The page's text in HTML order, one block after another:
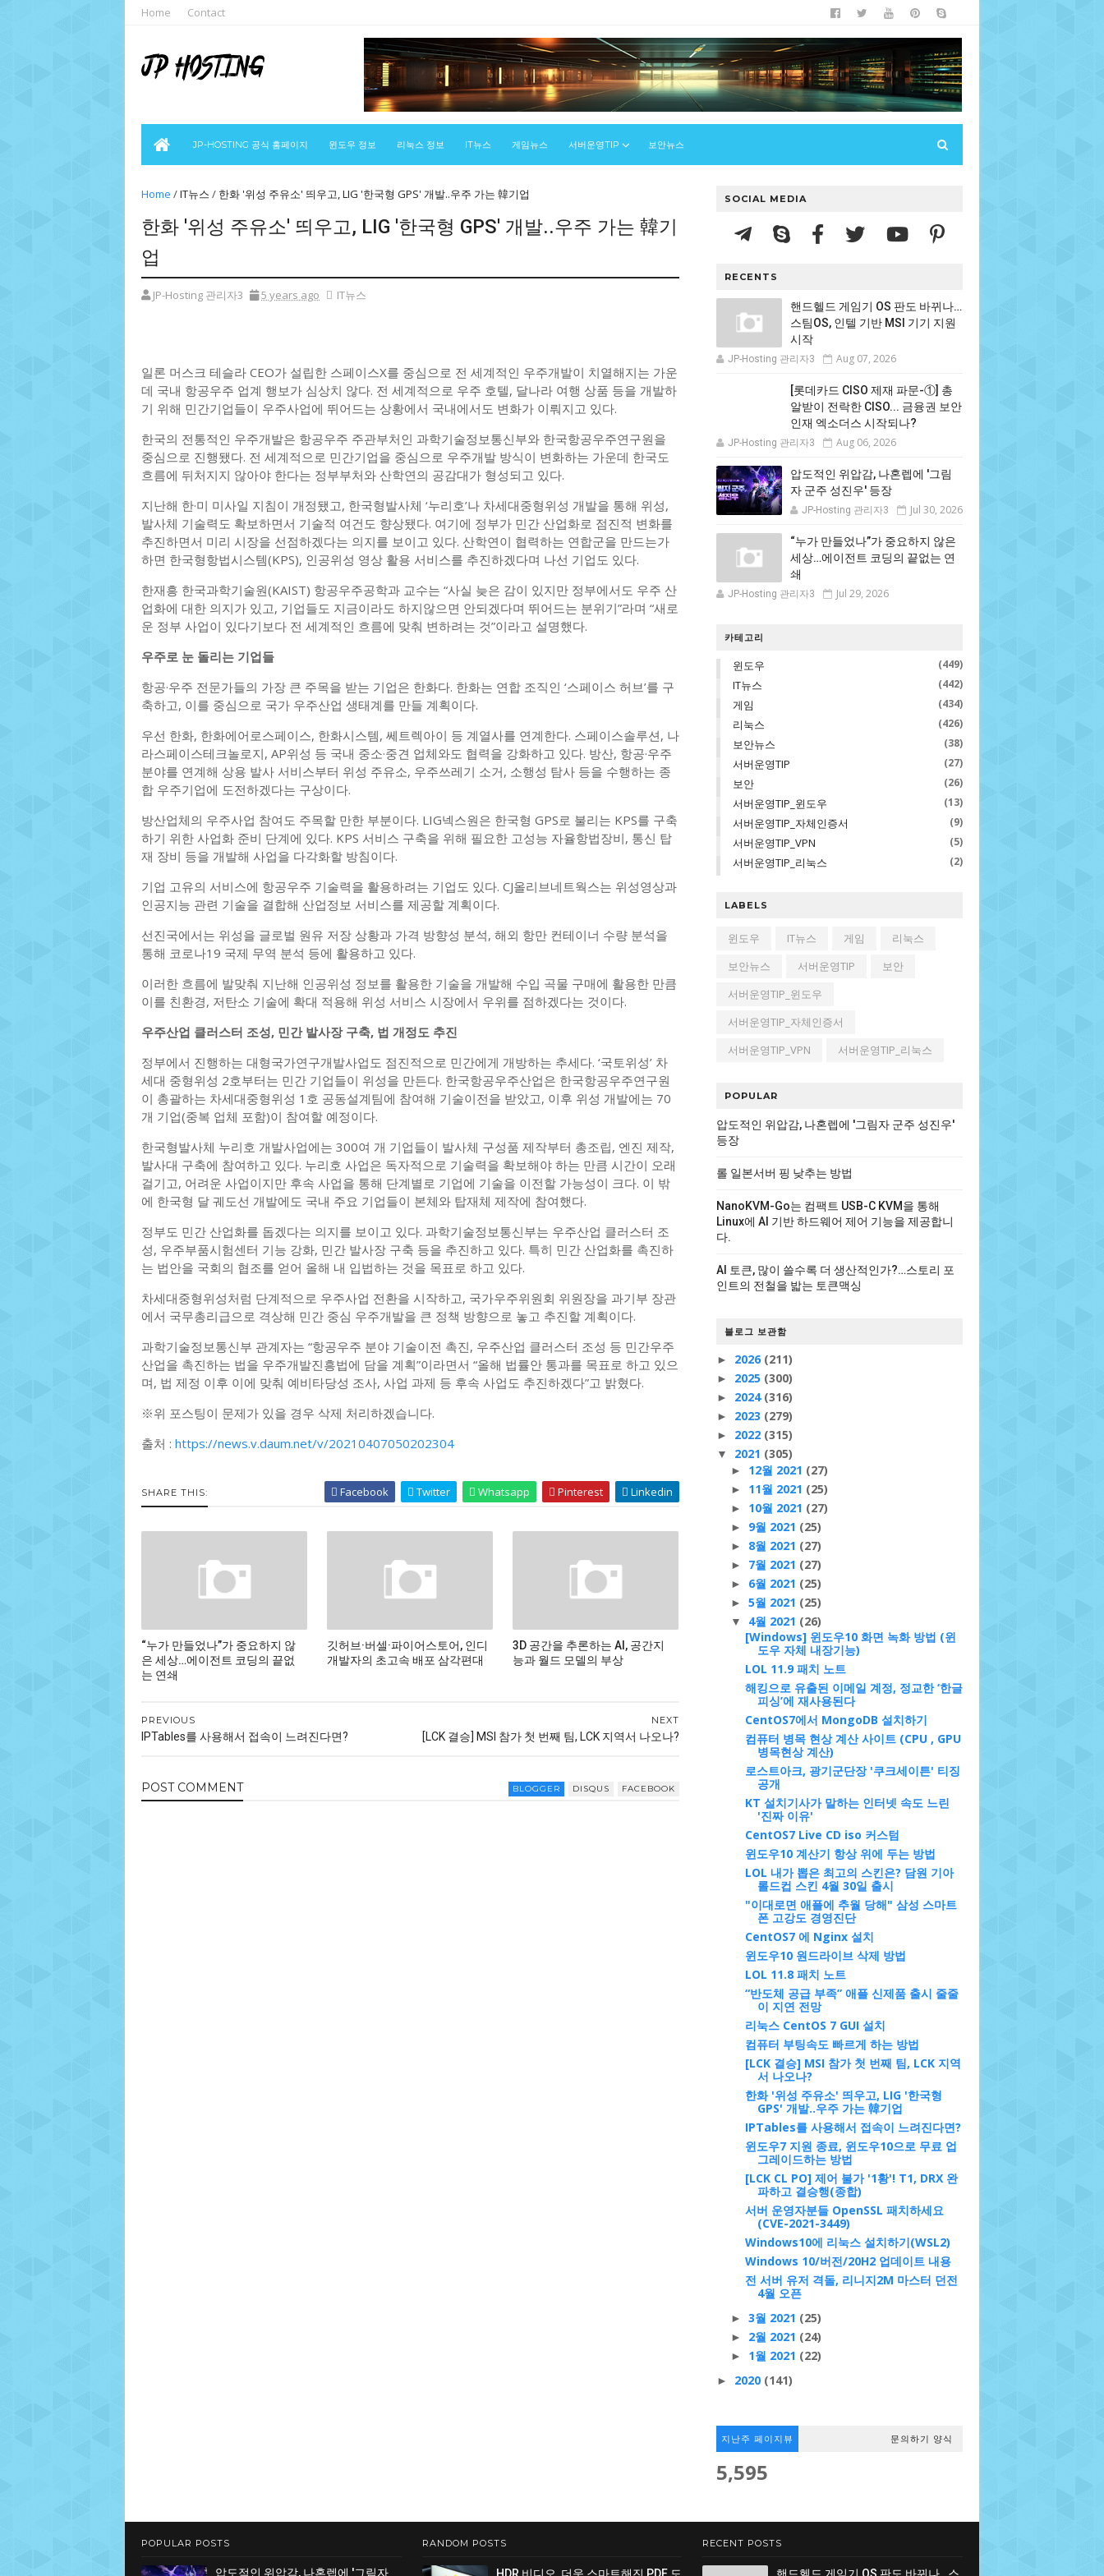
Home Contact
JP-HOSTING 공식 홈페이지 윈도우 정보 리눅스 정보 IT뉴스 게임뉴스 서버운영TIP 보안뉴스
Home /IT뉴스 / 한화 '위성 주유소' 띄우고, LIG '한국형 GPS' 개발..우주 가는 韓기업
한화 '위성 주유소' 띄우고, LIG '한국형 GPS' 개발..우주 가는 韓기
업
JP-Hosting 관리자3 5 years ago IT뉴스
일론 머스크 테슬라 CEO가 설립한 스페이스X를 중심으로 전 세계적인 우주개발이 치열해지는 가운
데 국내 항공우주 업계 행보가 심상치 않다. 전 세계적으로 우주 호텔, 달나라 여행 상품 등을 개발하
기 위해 민간기업들이 우주사업에 뛰어드는 상황에서 국내에서도 변화가 이뤄지고 있다.
한국의 전통적인 우주개발은 항공우주 주관부처인 과학기술정보통신부와 한국항공우주연구원을
중심으로 진행됐다. 전 세계적으로 민간기업을 중심으로 우주개발 방식이 변화하는 가운데 한국도
흐름에 뒤처지지 않아야 한다는 정부부처와 산학연의 공감대가 형성되고 있다.
지난해 한·미 미사일 지침이 개정됐고, 한국형발사체 ‘누리호’나 차세대중형위성 개발을 통해 위성,
발사체 기술력도 확보하면서 기술적 여건도 향상됐다. 여기에 정부가 민간 산업화로 점진적 변화를
추진하면서 미리 시장을 선점하겠다는 의지를 보이고 있다. 산학연이 협력하는 연합군을 만드는가
하면 한국형항법시스템(KPS), 인공위성 영상 활용 서비스를 추진하겠다며 나선 기업도 있다.
한재흥 한국과학기술원(KAIST) 항공우주공학과 교수는 “사실 늦은 감이 있지만 정부에서도 우주 산
업화에 대한 의지가 있고, 기업들도 지금이라도 하지않으면 안되겠다며 뛰어드는 분위기”라며 “새로
운 정부 사업이 있다기보다 전 세계적인 흐름에 맞춰 변하려는 것”이라고 설명했다.
우주로 눈 돌리는 기업들
항공·우주 전문가들의 가장 큰 주목을 받는 기업은 한화다. 한화는 연합 조직인 ‘스페이스 허브’를 구
축하고, 이를 중심으로 국가 우주산업 생태계를 만들 계획이다.
우선 한화, 한화에어로스페이스, 한화시스템, 쎄트렉아이 등 계열사를 연계한다. 스페이스솔루션, 나
라스페이스테크놀로지, AP위성 등 국내 중소·중견 업체와도 협력을 강화하고 있다. 방산, 항공·우주
분야를 연계해 상용 발사 서비스부터 위성 주유소, 우주쓰레기 소거, 소행성 탐사 등을 수행하는 종
합 우주기업에 도전하겠다는 구상이다.
방산업체의 우주사업 참여도 주목할 만한 부분이다. LIG넥스원은 한국형 GPS로 불리는 KPS를 구축
하기 위한 사업화 준비 단계에 있다. KPS 서비스 구축을 위해 필요한 고성능 자율항법장비, 통신 탑
재 장비 등을 개발해 사업을 다각화할 방침이다.
기업 고유의 서비스에 항공우주 기술력을 활용하려는 기업도 있다. CJ올리브네트웍스는 위성영상과
인공지능 관련 기술을 결합해 산업정보 서비스를 제공할 계획이다.
선진국에서는 위성을 글로벌 원유 저장 상황과 가격 방향성 분석, 해외 항만 컨테이너 수량 분석을
통해 코로나19 국제 무역 분석 등에 활용하고 있다.
이러한 흐름에 발맞춰 지난해 인공위성 정보를 활용한 기술을 개발해 수입 곡물 구매에 활용한 만큼
이를 친환경, 저탄소 기술에 확대 적용해 위성 서비스 시장에서 우위를 점하겠다는 것이다.
우주산업 클러스터 조성, 민간 발사장 구축, 법 개정도 추진
정부에서 진행하는 대형국가연구개발사업도 점진적으로 민간에게 개방하는 추세다. ‘국토위성’ 차
세대 중형위성 2호부터는 민간 기업들이 위성을 만든다. 한국항공우주산업은 한국항공우주연구원
이 총괄하는 차세대중형위성 1호 공동설계팀에 참여해 기술이전을 받았고, 이후 위성 개발에는 70
개 기업(중복 업체 포함)이 참여할 예정이다.
한국형발사체 누리호 개발사업에는 300여 개 기업들이 발사체 구성품 제작부터 총조립, 엔진 제작,
발사대 구축에 참여하고 있다. 누리호 사업은 독자적으로 기술력을 확보해야 하는 만큼 시간이 오래
걸기고, 어려운 사업이지만 후속 사업을 통해 단계별로 기업에 기술을 이전할 가능성이 크다. 이 밖
에 한국형 달 궤도선 개발에도 국내 주요 기업들이 본체와 탑재체 제작에 참여했다.
정부도 민간 산업화를 돕겠다는 의지를 보이고 있다. 과학기술정보통신부는 우주산업 클러스터 조
성, 우주부품시험센터 기능 강화, 민간 발사장 구축 등을 추진하고 있다. 특히 민간 산업화를 촉진하
는 법안을 국회의 협조를 얻어 올해 내 입법하는 것을 목표로 하고 있다.
차세대중형위성처럼 단계적으로 우주사업 전환을 시작하고, 국가우주위원회 위원장을 과기부 장관
에서 국무총리급으로 격상해 민간 중심 우주개발을 큰 정책 방향으로 놓고 추진할 계획이다.
과학기술정보통신부 관계자는 “항공우주 분야 기술이전 촉진, 우주산업 클러스터 조성 등 민간우주
산업을 촉진하는 법을 우주개발진흥법에 담을 계획”이라면서 “올해 법률안 통과를 목표로 하고 있으
며, 법 제정 이후 이에 맞춰 예비타당성 조사, 사업 과제 등 후속 사업도 추진하겠다”고 밝혔다.
※위 포스팅이 문제가 있을 경우 삭제 처리하겠습니다.
출처 : https://news.v.daum.net/v/20210407050202304
SHARE THIS: Facebook Twitter Whatsapp Pinterest Linkedin
“누가 만들었나”가 중요하지 않
은 세상…에이전트 코딩의 끝없
는 연쇄
깃허브·버셀·파이어스토어, 인디
개발자의 초고속 배포 삼각편대
3D 공간을 추론하는 AI, 공간지
능과 월드 모델의 부상
NEXT
[LCK 결승] MSI 참가 첫 번째 팀, LCK 지역서 나오나?
PREVIOUS
IPTables를 사용해서 접속이 느려진다면?
POST COMMENT BLOGGER DISQUS FACEBOOK
SOCIAL MEDIA
RECENTS
핸드헬드 게임기 OS 판도 바뀌나…
스팀OS, 인텔 기반 MSI 기기 지원
시작
JP-Hosting 관리자3 Aug 07, 2026
[롯데카드 CISO 제재 파문-①] 총
알받이 전락한 CISO... 금융권 보안
인재 엑소더스 시작되나?
JP-Hosting 관리자3 Aug 06, 2026
압도적인 위압감, 나혼렙에 '그림
자 군주 성진우' 등장
JP-Hosting 관리자3 Jul 30, 2026
“누가 만들었나”가 중요하지 않은
세상…에이전트 코딩의 끝없는 연
쇄
JP-Hosting 관리자3 Jul 29, 2026
카테고리
윈도우 (449)
IT뉴스 (442)
게임 (434)
리눅스 (426)
보안뉴스 (38)
서버운영TIP (27)
보안 (26)
서버운영TIP_윈도우 (13)
서버운영TIP_자체인증서 (9)
서버운영TIP_VPN (5)
서버운영TIP_리눅스 (2)
LABELS
윈도우 IT뉴스 게임
리눅스
보안뉴스
서버운영TIP
보안
서버운영TIP_윈도우
서버운영TIP_자체인증서
서버운영TIP_VPN
서버운영TIP_리눅스
POPULAR
압도적인 위압감, 나혼렙에 '그림자 군주 성진우'
등장
롤 일본서버 핑 낮추는 방법
NanoKVM-Go는 컴팩트 USB-C KVM을 통해
Linux에 AI 기반 하드웨어 제어 기능을 제공합니
다.
AI 토큰, 많이 쓸수록 더 생산적인가?…스토리 포
인트의 전철을 밟는 토큰맥싱
블로그 보관함
► 2026 (211)
► 2025 (300)
► 2024 (316)
► 2023 (279)
► 2022 (315)
▼ 2021 (305)
► 12월 2021 (27)
► 11월 2021 (25)
► 10월 2021 (27)
► 9월 2021 (25)
► 8월 2021 (27)
► 7월 2021 (27)
► 6월 2021 (25)
► 5월 2021 (25)
▼ 4월 2021 (26)
[Windows] 윈도우10 화면 녹화 방법 (윈
도우 자체 내장기능)
LOL 11.9 패치 노트
해킹으로 유출된 이메일 계정, 정교한 ‘한글
피싱’에 재사용된다
CentOS7에서 MongoDB 설치하기
컴퓨터 병목 현상 계산 사이트 (CPU , GPU
병목현상 계산)
로스트아크, 광기군단장 '쿠크세이튼' 티징
공개
KT 설치기사가 말하는 인터넷 속도 느린
'진짜 이유'
CentOS7 Live CD iso 커스텀
윈도우10 계산기 항상 위에 두는 방법
LOL 내가 뽑은 최고의 스킨은? 담원 기아
롤드컵 스킨 4월 30일 출시
"이대로면 애플에 추월 당해" 삼성 스마트
폰 고강도 경영진단
CentOS7 에 Nginx 설치
윈도우10 원드라이브 삭제 방법
LOL 11.8 패치 노트
“반도체 공급 부족” 애플 신제품 출시 줄줄
이 지연 전망
리눅스 CentOS 7 GUI 설치
컴퓨터 부팅속도 빠르게 하는 방법
[LCK 결승] MSI 참가 첫 번째 팀, LCK 지역
서 나오나?
한화 '위성 주유소' 띄우고, LIG '한국형
GPS' 개발..우주 가는 韓기업
IPTables를 사용해서 접속이 느려진다면?
윈도우7 지원 종료, 윈도우10으로 무료 업
그레이드하는 방법
[LCK CL PO] 제어 불가 '1황'! T1, DRX 완
파하고 결승행(종합)
서버 운영자분들 OpenSSL 패치하세요
(CVE-2021-3449)
Windows10에 리눅스 설치하기(WSL2)
Windows 10/버전/20H2 업데이트 내용
전 서버 유저 격돌, 리니지2M 마스터 던전
4월 오픈
► 3월 2021 (25)
► 2월 2021 (24)
► 1월 2021 (22)
► 2020 (141)
지난주 페이지뷰 문의하기 양식
5,595
POPULAR POSTS
압도적인 위압감, 나혼렙에 '그림자
RANDOM POSTS RECENT POSTS